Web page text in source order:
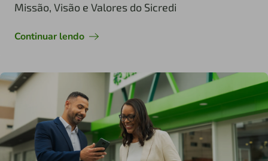
Missão, Visão e Valores do Sicredi
Continuar lendo